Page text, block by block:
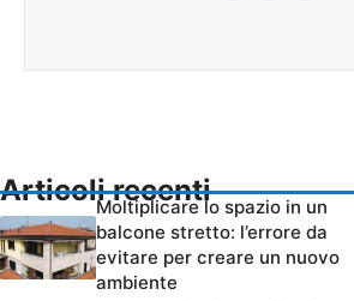
Articoli recenti
Moltiplicare lo spazio in un
balcone stretto: l’errore da
evitare per creare un nuovo
ambiente